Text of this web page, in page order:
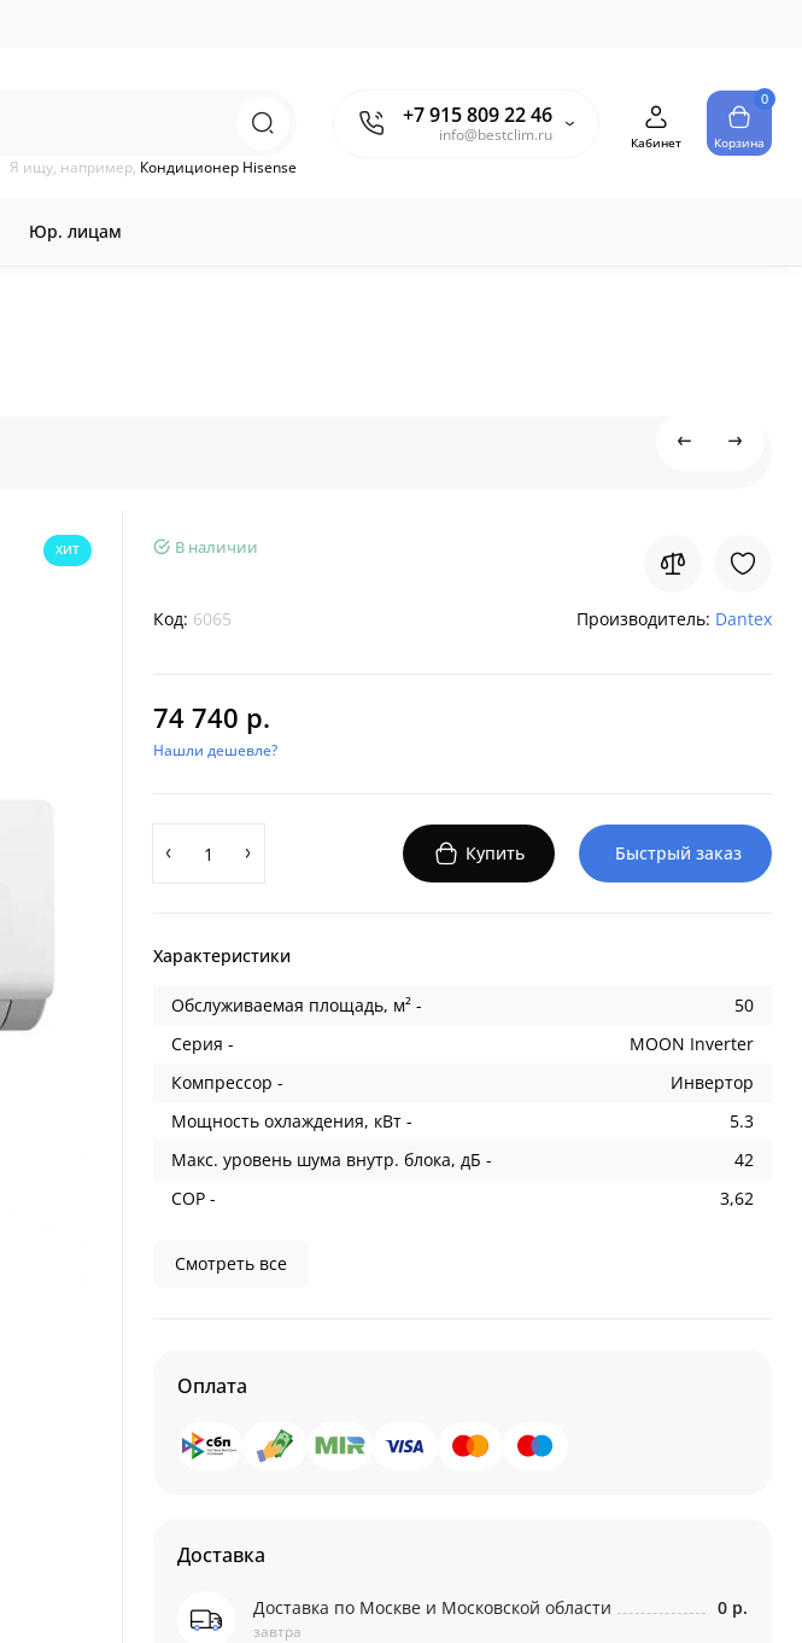
+7 915 809 22 46
info@bestclim.ru
Я ищу, например, Кондиционер Hisense
Кабинет
0
Корзина
Юр. лицам
ХИТ В наличии
Код: 6065 Производитель: Dantex
74 740 р.
Нашли дешевле?
Купить Быстрый заказ
Характеристики
Обслуживаемая площадь, м² -
50
Серия -
MOON Inverter
Компрессор -
Инвертор
Мощность охлаждения, кВт -
5.3
Макс. уровень шума внутр. блока, дБ -
42
COP -
3,62
Смотреть все
Оплата
Доставка
Доставка по Москве и Московской области
завтра
0 р.